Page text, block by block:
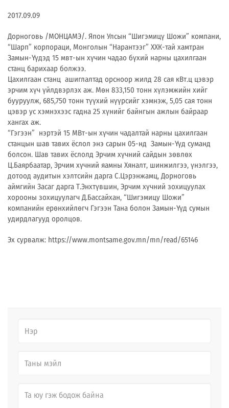
2017.09.09
Дорноговь /МОНЦАМЭ/. Япон Улсын “Шигэмицү Шожи” компани,
“Шарп” корпораци, Монголын “Нарантээг” ХХК-тай хамтран
Замын-Үүдэд 15 мвт-ын хүчин чадао бүхий нарны цахилгаан
станц барихаар болжээ.
Цахилгаан станц ашиглалтад орсноор жилд 28 сая кВт.ц цэвэр
эрчим хүч үйлдвэрлэх аж. Мөн 833,150 тонн хүлэмжийн хийг
бууруулж, 685,750 тонн түүхий нүүрсийг хэмнэж, 5,05 сая тонн
цэвэр ус хэмнэхээс гадна 25 хүнийг байнгын ажлын байраар
хангах аж.
“Гэгээн” нэртэй 15 МВт-ын хүчин чадалтай нарны цахилгаан
станцын шав тавих ёслол энэ сарын 05-нд Замын-Үүд суманд
болсон. Шав тавих ёслолд Эрчим хүчний сайдын зөвлөх
Ц.Баярбаатар, Эрчим хүчний яамны Хяналт, шинжилгээ, үнэлгээ,
дотоод аудитын хэлтсийн дарга С.Цэрэнжамц, Дорноговь
аймгийн Засаг дарга Т.Энхтүвшин, Эрчим хүчний зохицуулах
хорооны зохицуулагч Д.Бассайхан, “Шигэмицу Шожи”
компанийн ерөнхийлөгч Гэгээн Тана болон Замын-Үүд сумын
удирдлагууд оролцов.
Эх сурвалж: https://www.montsame.gov.mn/mn/read/65146